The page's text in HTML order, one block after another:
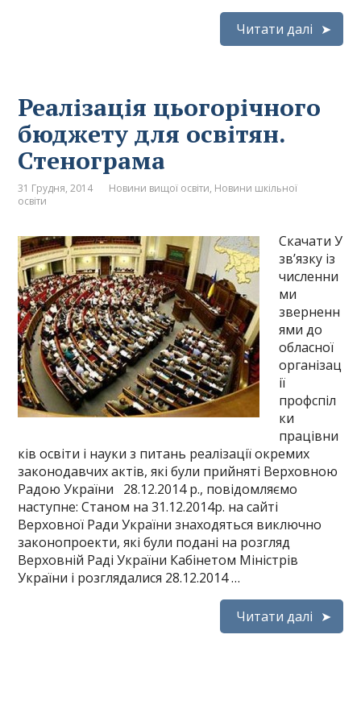
Читати далі
Реалізація цьогорічного
бюджету для освітян.
Стенограма
31 Грудня, 2014 Новини вищої освіти, Новини шкільної
освіти
Скачати У
зв’язку із
численни
ми
зверненн
ями до
обласної
організац
ії
профспіл
ки
працівни
ків освіти і науки з питань реалізації окремих
законодавчих актів, які були прийняті Верховною
Радою України 28.12.2014 р., повідомляємо
наступне: Станом на 31.12.2014р. на сайті
Верховної Ради України знаходяться виключно
законопроекти, які були подані на розгляд
Верховній Раді України Кабінетом Міністрів
України і розглядалися 28.12.2014 …
Читати далі